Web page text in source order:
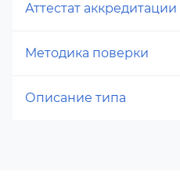
Аттестат аккредитации
Методика поверки
Описание типа